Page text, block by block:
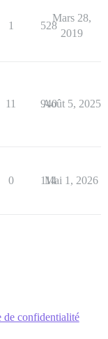
1 528
Mars 28,
2019
11 940
Août 5, 2025
0 114
Mai 1, 2026
de confidentialité